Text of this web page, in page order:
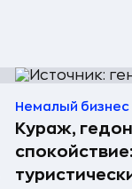
Немалый бизнес
Кураж,
спокойствие: